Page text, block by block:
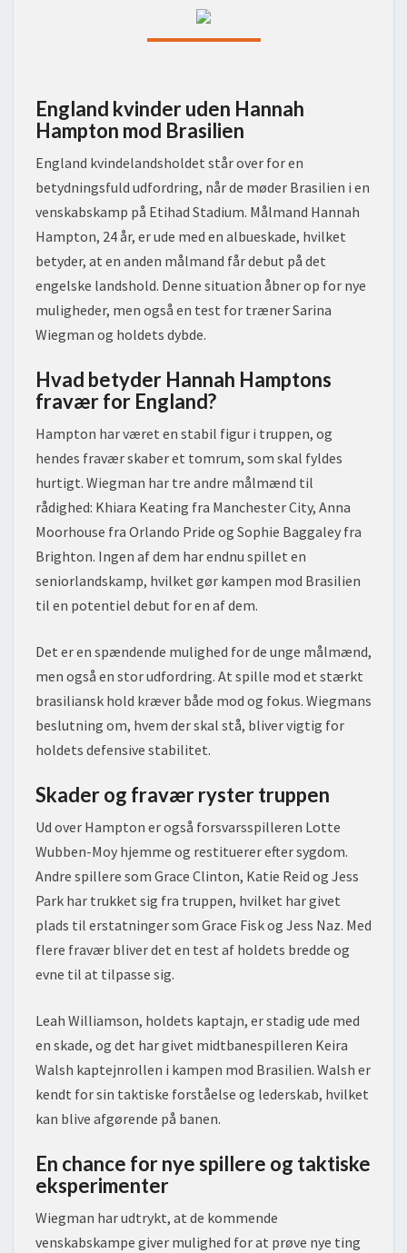
England kvinder uden Hannah
Hampton mod Brasilien
England kvindelandsholdet står over for en
betydningsfuld udfordring, når de møder Brasilien i en
venskabskamp på Etihad Stadium. Målmand Hannah
Hampton, 24 år, er ude med en albueskade, hvilket
betyder, at en anden målmand får debut på det
engelske landshold. Denne situation åbner op for nye
muligheder, men også en test for træner Sarina
Wiegman og holdets dybde.
Hvad betyder Hannah Hamptons
fravær for England?
Hampton har været en stabil figur i truppen, og
hendes fravær skaber et tomrum, som skal fyldes
hurtigt. Wiegman har tre andre målmænd til
rådighed: Khiara Keating fra Manchester City, Anna
Moorhouse fra Orlando Pride og Sophie Baggaley fra
Brighton. Ingen af dem har endnu spillet en
seniorlandskamp, hvilket gør kampen mod Brasilien
til en potentiel debut for en af dem.
Det er en spændende mulighed for de unge målmænd,
men også en stor udfordring. At spille mod et stærkt
brasiliansk hold kræver både mod og fokus. Wiegmans
beslutning om, hvem der skal stå, bliver vigtig for
holdets defensive stabilitet.
Skader og fravær ryster truppen
Ud over Hampton er også forsvarsspilleren Lotte
Wubben-Moy hjemme og restituerer efter sygdom.
Andre spillere som Grace Clinton, Katie Reid og Jess
Park har trukket sig fra truppen, hvilket har givet
plads til erstatninger som Grace Fisk og Jess Naz. Med
flere fravær bliver det en test af holdets bredde og
evne til at tilpasse sig.
Leah Williamson, holdets kaptajn, er stadig ude med
en skade, og det har givet midtbanespilleren Keira
Walsh kaptejnrollen i kampen mod Brasilien. Walsh er
kendt for sin taktiske forståelse og lederskab, hvilket
kan blive afgørende på banen.
En chance for nye spillere og taktiske
eksperimenter
Wiegman har udtrykt, at de kommende
venskabskampe giver mulighed for at prøve nye ting